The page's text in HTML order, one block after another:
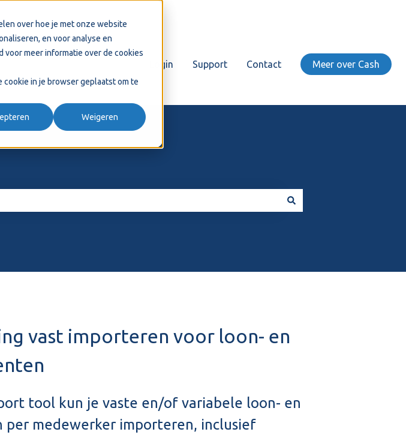
over hoe je met onze website
en voor analyse en
voor meer informatie over de cookies
in je browser geplaatst om te
Weigeren
Login Support Contact Meer over Cash
vast importeren voor loon- en
tool kun je vaste en/of variabele loon- en
per medewerker importeren, inclusief